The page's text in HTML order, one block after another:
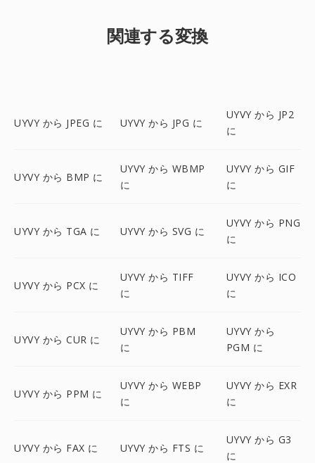
関連する変換
UYVY から JPEG に UYVY から JPG に
UYVY から JP2
に
UYVY から BMP に
UYVY から WBMP
に
UYVY から GIF
に
UYVY から TGA に UYVY から SVG に
UYVY から PNG
に
UYVY から PCX に
UYVY から TIFF
に
UYVY から ICO
に
UYVY から CUR に
UYVY から PBM
に
UYVY から
PGM に
UYVY から PPM に
UYVY から WEBP
に
UYVY から EXR
に
UYVY から FAX に UYVY から FTS に
UYVY から G3
に